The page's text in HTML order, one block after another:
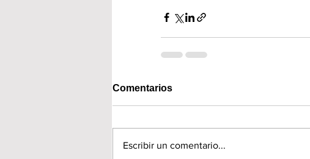
Comentarios
Escribir un comentario...